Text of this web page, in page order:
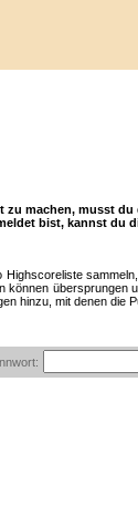
zu machen, musst
bist, kannst du
können übersprungen
hinzu, mit denen die